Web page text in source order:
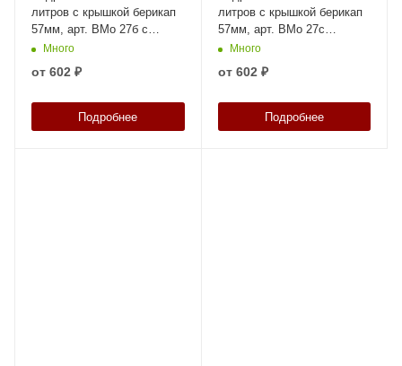
литров с крышкой берикап
57мм, арт. ВМо 27б с
берикапом 57мм, код:
Много
от 602 ₽
Подробнее
литров с крышкой берикап
57мм, арт. ВМо 27с
берикап 57мм, код: 25551
Много
от 602 ₽
Подробнее